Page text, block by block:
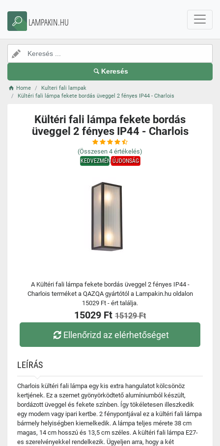
LAMPAKIN.HU
Keresés
Home
Kulteri fali lampak
Kültéri fali lámpa fekete bordás üveggel 2 fényes IP44 - Charlois
Kültéri fali lámpa fekete bordás
üveggel 2 fényes IP44 - Charlois
(Összesen 4 értékelés)
KEDVEZMÉNYÚJDONSÁG
A Kültéri fali lámpa fekete bordás üveggel 2 fényes IP44 -
Charlois terméket a QAZQA gyártótól a Lampakin.hu oldalon
15029 Ft - ért találja.
15029 Ft 15129 Ft
Ellenőrizd az elérhetőséget
LEÍRÁS
Charlois kültéri fali lámpa egy kis extra hangulatot kölcsönöz
kertjének. Ez a szemet gyönyörködtető alumíniumból készült,
bordázott üveggel és fekete színben. Így tökéletesen illeszkedik
egy modern vagy ipari kertbe. 2 fénypontjával ez a kültéri fali lámpa
bármely helyiségben kiemelkedik. A lámpa teljes mérete 38 cm
magas, 14 cm hosszú és 13,5 cm széles. A kültéri fali lámpa E27-
es szerelvényekkel rendelkezik. Ügyeljen arra, hogy a két